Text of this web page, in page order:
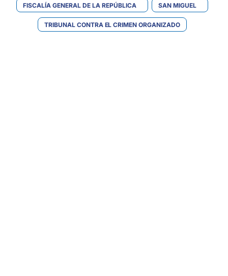
FISCALÍA GENERAL DE LA REPÚBLICA SAN MIGUEL
TRIBUNAL CONTRA EL CRIMEN ORGANIZADO